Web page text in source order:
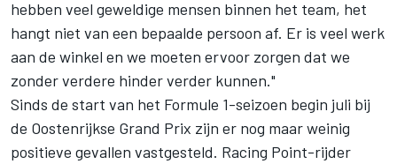
hebben veel geweldige mensen binnen het team, het
hangt niet van een bepaalde persoon af. Er is veel werk
aan de winkel en we moeten ervoor zorgen dat we
zonder verdere hinder verder kunnen."
Sinds de start van het Formule 1-seizoen begin juli bij
de Oostenrijkse Grand Prix zijn er nog maar weinig
positieve gevallen vastgesteld. Racing Point-rijder